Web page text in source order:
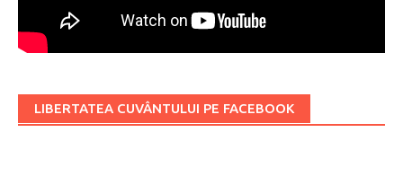
LIBERTATEA CUVÂNTULUI PE FACEBOOK